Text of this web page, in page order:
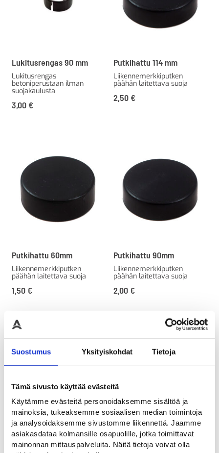
Suostumus Yksityiskohdat Tietoja
Tämä sivusto käyttää evästeitä
Käytämme evästeitä personoidaksemme sisältöä ja
mainoksia, tukeaksemme sosiaalisen median toimintoja
ja analysoidaksemme sivustomme liikennettä. Jaamme
asiakasdataa kolmansille osapuolille, jotka toimittavat
mainonnan mittauspalveluita. Näitä tietoja voivat olla
Lukitusrengas 90 mm
Lukitusrengas
betoniperustaan ilman
suojakaulusta
3,00 €
Putkihattu 114 mm
Liikennemerkkiputken
päähän laitettava suoja
2,50 €
Putkihattu 60mm
Liikennemerkkiputken
päähän laitettava suoja
1,50 €
Putkihattu 90mm
Liikennemerkkiputken
päähän laitettava suoja
2,00 €
Suojakaulus 114 mm Suojakaulus 90 mm